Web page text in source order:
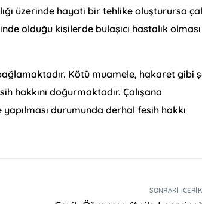
üzerinde hayati bir tehlike oluşturursa
olduğu kişilerde bulaşıcı hastalık olması
Kötü muamele, hakaret gibi
hakkını doğurmaktadır. Çalışana
durumunda derhal fesih hakkı
SONRAKI İÇERIK